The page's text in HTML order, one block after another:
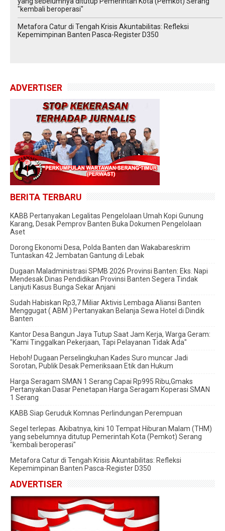
"kembali beroperasi"
Metafora Catur di Tengah Krisis Akuntabilitas: Refleksi
Kepemimpinan Banten Pasca-Register D350
ADVERTISER
BERITA TERBARU
KABB Pertanyakan Legalitas Pengelolaan Umah Kopi Gunung
Karang, Desak Pemprov Banten Buka Dokumen Pengelolaan
Aset
Dorong Ekonomi Desa, Polda Banten dan Wakabareskrim
Tuntaskan 42 Jembatan Gantung di Lebak
Dugaan Maladministrasi SPMB 2026 Provinsi Banten: Eks. Napi
Mendesak Dinas Pendidikan Provinsi Banten Segera Tindak
Lanjuti Kasus Bunga Sekar Anjani
‎Sudah Habiskan Rp3,7 Miliar ‎Aktivis Lembaga Aliansi Banten
Menggugat ( ABM ) Pertanyakan Belanja Sewa Hotel di Dindik
Banten
Kantor Desa Bangun Jaya Tutup Saat Jam Kerja, Warga Geram:
"Kami Tinggalkan Pekerjaan, Tapi Pelayanan Tidak Ada"
Heboh! Dugaan Perselingkuhan Kades Suro muncar Jadi
Sorotan, Publik Desak Pemeriksaan Etik dan Hukum
Harga Seragam SMAN 1 Serang Capai Rp995 Ribu,Gmaks
Pertanyakan Dasar Penetapan Harga Seragam Koperasi SMAN
1 Serang
‎KABB Siap Geruduk Komnas Perlindungan Perempuan
Segel terlepas. Akibatnya, kini 10 Tempat Hiburan Malam (THM)
yang sebelumnya ditutup Pemerintah Kota (Pemkot) Serang
"kembali beroperasi"
Metafora Catur di Tengah Krisis Akuntabilitas: Refleksi
Kepemimpinan Banten Pasca-Register D350
ADVERTISER